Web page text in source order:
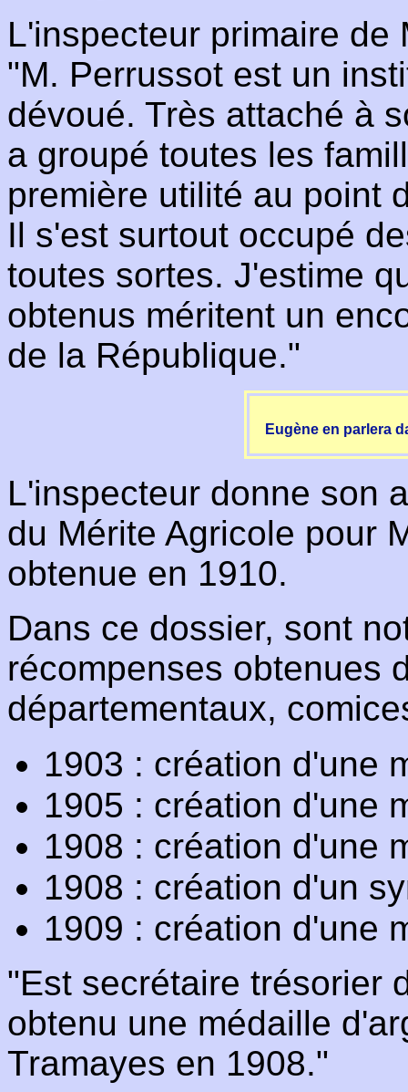
L'inspecteur primaire de
"M. Perrussot est un
dévoué. Très attaché à
a groupé toutes les
première utilité au point
Il s'est surtout occupé
toutes sortes. J'estime
obtenus méritent un
de la République."
Eugène en parlera
L'inspecteur donne son
du Mérite Agricole pour
obtenue en 1910.
Dans ce dossier, sont
récompenses obtenues
départementaux,
1903 : création d'une
1905 : création d'une
1908 : création d'une
1908 : création d'un
1909 : création d'une
"Est secrétaire trésorier
obtenu une médaille
Tramayes en 1908."